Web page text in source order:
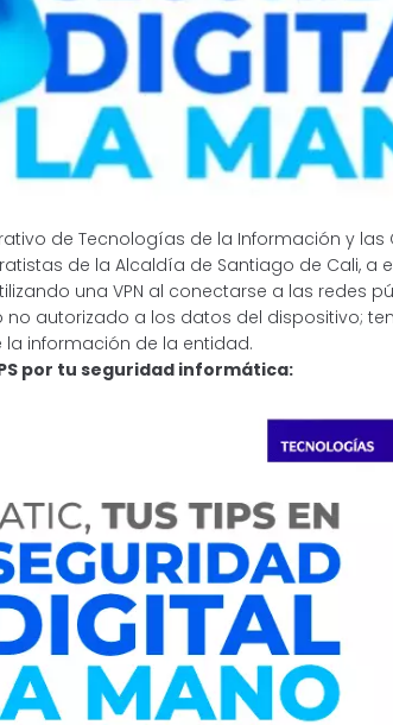
de Tecnologías de la Información y
de la Alcaldía de Santiago de Cali, a
una VPN al conectarse a las redes
autorizado a los datos del dispositivo;
información de la entidad.
por tu seguridad informática: